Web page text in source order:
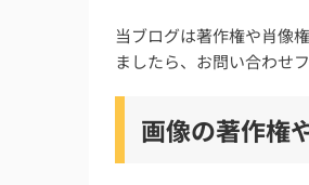
当ブログは著作権や肖像
ましたら、お問い合わせ
画像の著作権